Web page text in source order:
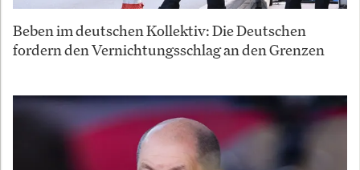
Beben im deutschen Kollektiv: Die Deutschen
fordern den Vernichtungsschlag an den Grenzen